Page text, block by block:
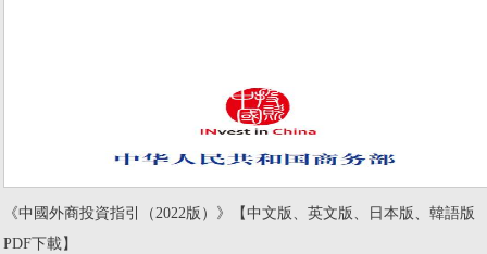
《中國外商投資指引（2022版）》【中文版、英文版、日本版、韓語版
PDF下載】